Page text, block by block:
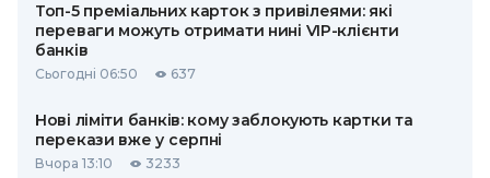
Топ-5 преміальних карток з привілеями: які
переваги можуть отримати нині VIP-клієнти
банків
Сьогодні 06:50 637
Нові ліміти банків: кому заблокують картки та
перекази вже у серпні
Вчора 13:10 3233